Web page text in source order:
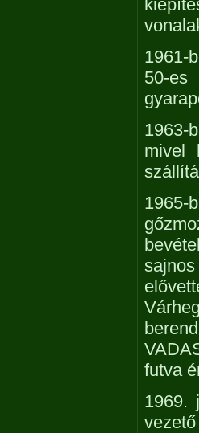
1961-
50-
1963-
mivel
futva
1969.